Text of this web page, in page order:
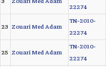
22274
TN-2010-
22274
Zouari Med Adam
23
TN-2010-
22274
Zouari Med Adam
25